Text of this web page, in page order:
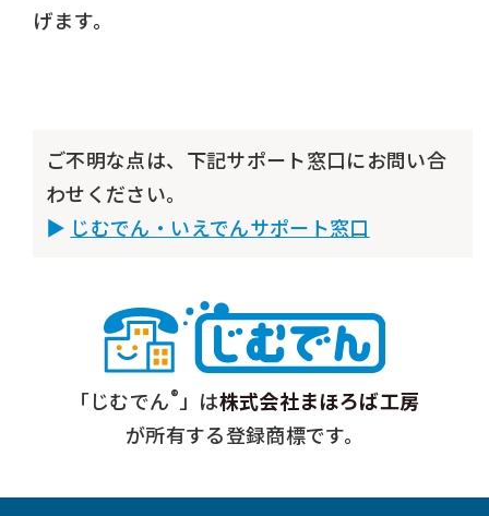
げます。
ご不明な点は、下記サポート窓口にお問い合
わせください。
じむでん・いえでんサポート窓口
「じむでん® 」は株式会社まほろば工房
が所有する登録商標です。